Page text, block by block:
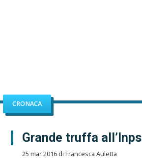
CRONACA
Grande truffa all’Inps
25 mar 2016 di Francesca Auletta